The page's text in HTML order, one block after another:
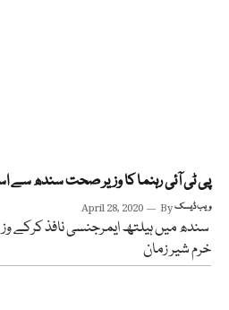
پی ٹی آئی رہنما کا وزیر صحت سندھ سے
April 28, 2020 Byویب ڈیسک
سندھ میں ہیلتھ ایمرجنسی نافذ کرکے
خرم شیر زمان